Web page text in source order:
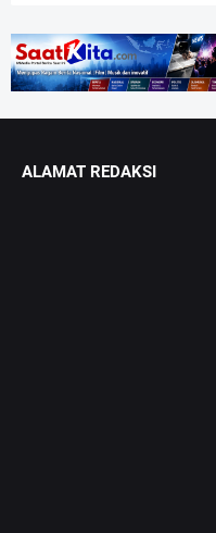
ALAMAT REDAKSI